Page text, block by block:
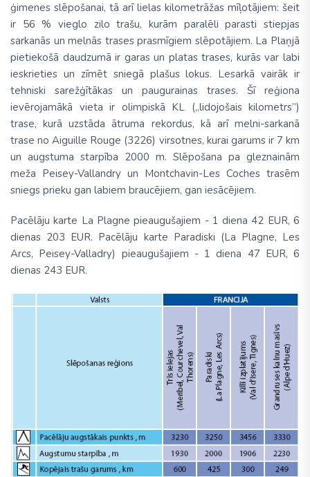
ģimenes slēpošanai, tā arī lielas kilometrāžas mīļotājiem: šeit
ir 56 % vieglo zilo trašu, kurām paralēli parasti stiepjas
sarkanās un melnās trases prasmīgiem slēpotājiem. La Plaņjā
pietiekošā daudzumā ir garas un platas trases, kurās var labi
ieskrieties un zīmēt sniegā plašus lokus. Lesarkā vairāk ir
tehniski sarežģītākas un paugurainas trases. Šī reģiona
ievērojamākā vieta ir olimpiskā KL („lidojošais kilometrs”)
trase, kurā uzstāda ātruma rekordus, kā arī melni-sarkanā
trase no Aiguille Rouge (3226) virsotnes, kurai garums ir 7 km
un augstuma starpība 2000 m. Slēpošana pa gleznainām
meža Peisey-Vallandry un Montchavin-Les Coches trasēm
sniegs prieku gan labiem braucējiem, gan iesācējiem.
Pacēlāju karte La Plagne pieaugušajiem - 1 diena 42 EUR, 6
dienas 203 EUR. Pacēlāju karte Paradiski (La Plagne, Les
Arcs, Peisey-Valladry) pieaugušajiem - 1 diena 47 EUR, 6
dienas 243 EUR.